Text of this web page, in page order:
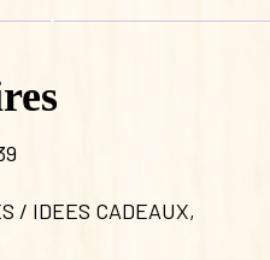
/ IDEES CADEAUX,